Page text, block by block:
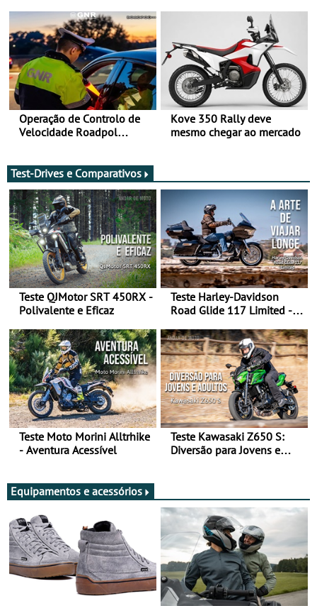
moto elétrica
Operação de Controlo de
Velocidade Roadpol
Kove 350 Rally deve
mesmo chegar ao mercado
Test-Drives e Comparativos
Teste QJMotor SRT 450RX -
Polivalente e Eficaz
Teste Harley-Davidson
Road Glide 117 Limited - A
Teste Moto Morini Alltrhike
- Aventura Acessível
Teste Kawasaki Z650 S:
Diversão para Jovens e
Equipamentos e acessórios